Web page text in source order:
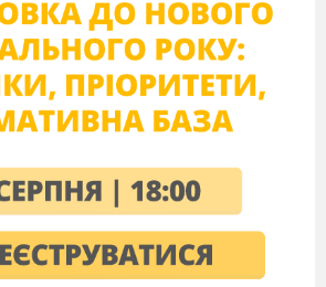
не виконують такі
органів:
міхур